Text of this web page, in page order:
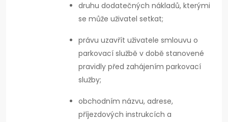
druhu dodatečných nákladů, kterými
se může uživatel setkat;
právu uzavřít uživatele smlouvu o
parkovací službě v době stanovené
pravidly před zahájením parkovací
služby;
obchodním názvu, adrese,
příjezdových instrukcích a